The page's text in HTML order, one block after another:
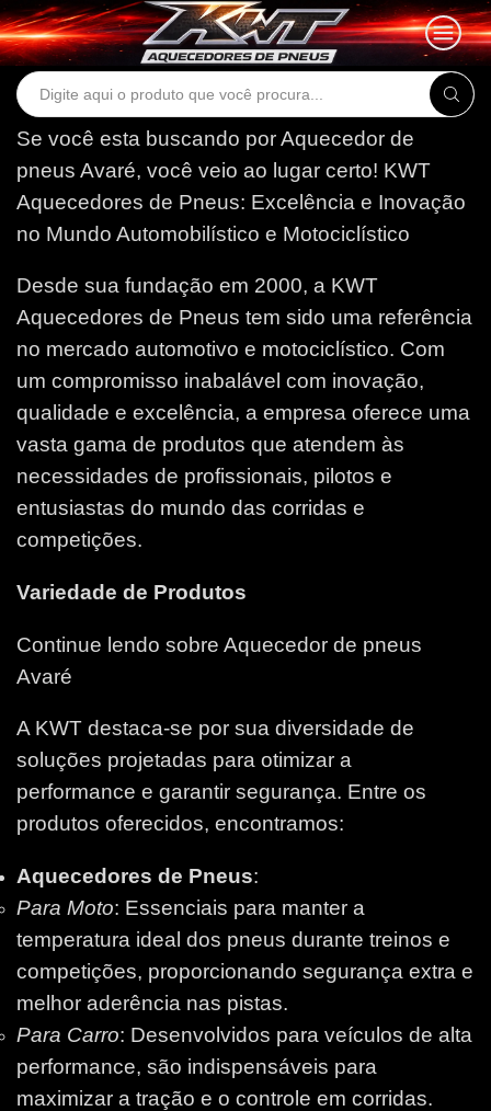
Search
Se você esta buscando por Aquecedor de
pneus Avaré, você veio ao lugar certo! KWT
Aquecedores de Pneus: Excelência e Inovação
no Mundo Automobilístico e Motociclístico
Desde sua fundação em 2000, a KWT
Aquecedores de Pneus tem sido uma referência
no mercado automotivo e motociclístico. Com
um compromisso inabalável com inovação,
qualidade e excelência, a empresa oferece uma
vasta gama de produtos que atendem às
necessidades de profissionais, pilotos e
entusiastas do mundo das corridas e
competições.
Variedade de Produtos
Continue lendo sobre Aquecedor de pneus
Avaré
A KWT destaca-se por sua diversidade de
soluções projetadas para otimizar a
performance e garantir segurança. Entre os
produtos oferecidos, encontramos:
Aquecedores de Pneus:
Para Moto: Essenciais para manter a
temperatura ideal dos pneus durante treinos e
competições, proporcionando segurança extra e
melhor aderência nas pistas.
Para Carro: Desenvolvidos para veículos de alta
performance, são indispensáveis para
maximizar a tração e o controle em corridas.